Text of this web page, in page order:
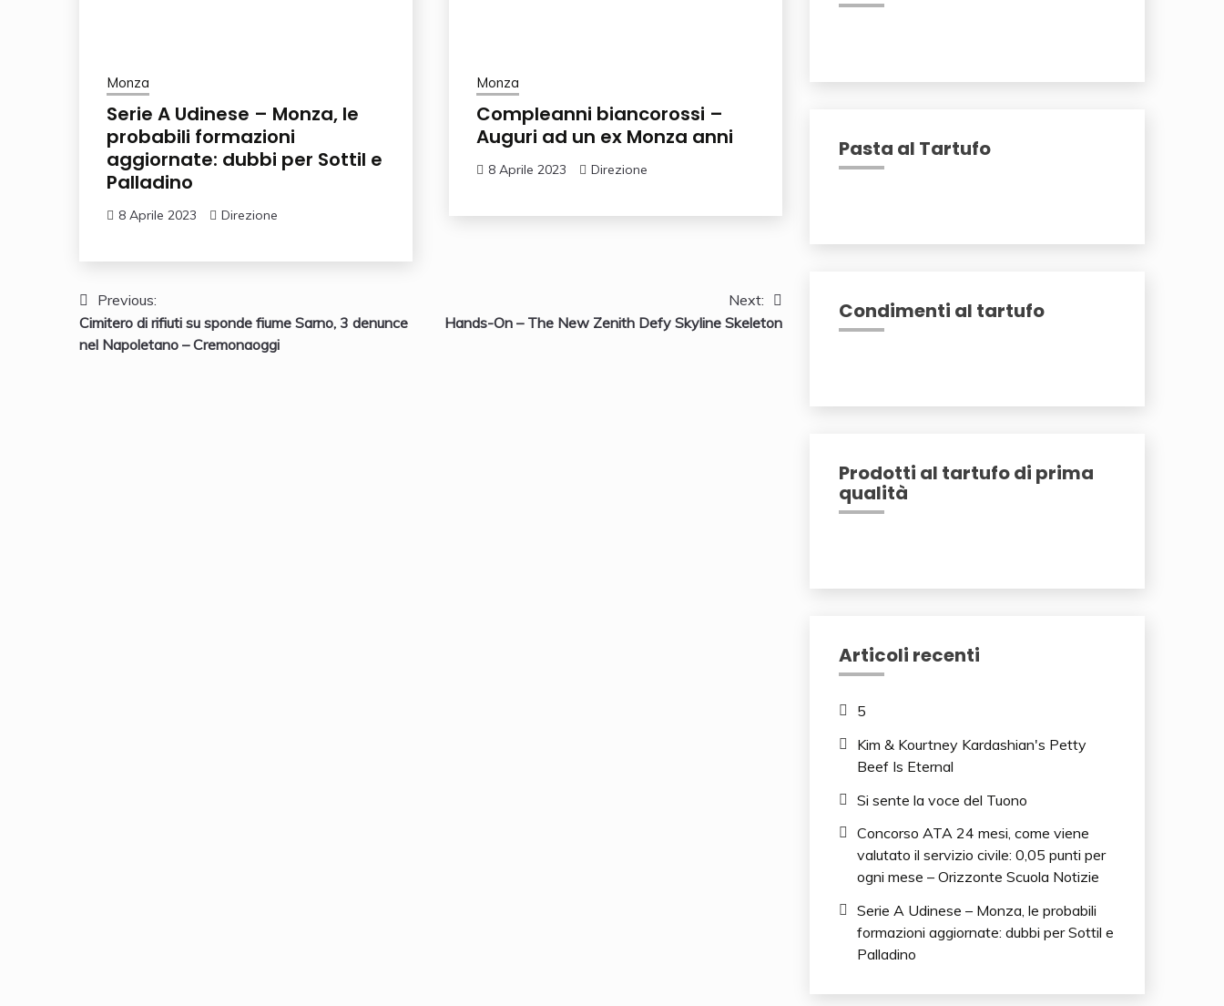
Monza
Serie A Udinese – Monza, le
probabili formazioni
aggiornate: dubbi per Sottil e
Palladino
8 Aprile 2023 Direzione
Monza
Compleanni biancorossi –
Auguri ad un ex Monza anni
8 Aprile 2023 Direzione
Navigazione
articoli
Previous:
Cimitero di rifiuti su sponde fiume Sarno, 3 denunce
nel Napoletano – Cremonaoggi
Next:
Hands-On – The New Zenith Defy Skyline Skeleton
Pasta al Tartufo
Condimenti al tartufo
Prodotti al tartufo di prima
qualità
Articoli recenti
5
Kim & Kourtney Kardashian's Petty
Beef Is Eternal
Si sente la voce del Tuono
Concorso ATA 24 mesi, come viene
valutato il servizio civile: 0,05 punti per
ogni mese – Orizzonte Scuola Notizie
Serie A Udinese – Monza, le probabili
formazioni aggiornate: dubbi per Sottil e
Palladino